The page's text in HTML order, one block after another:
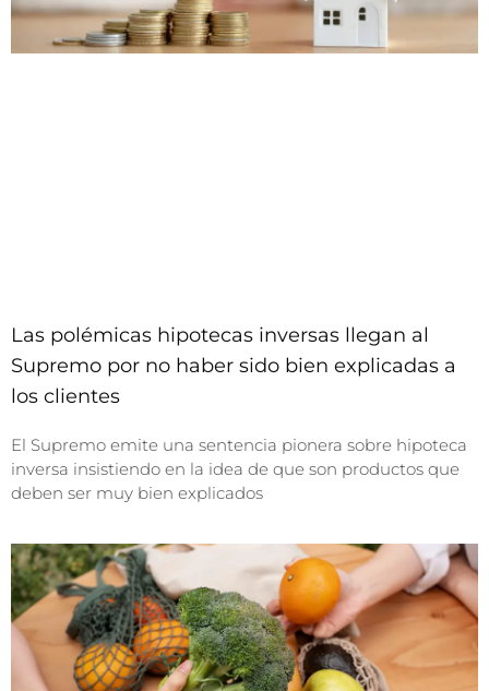
Las polémicas hipotecas inversas llegan al
Supremo por no haber sido bien explicadas a
los clientes
El Supremo emite una sentencia pionera sobre hipoteca
inversa insistiendo en la idea de que son productos que
deben ser muy bien explicados